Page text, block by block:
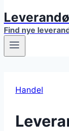
Find nye
Handel